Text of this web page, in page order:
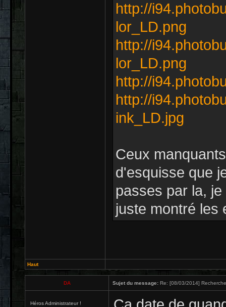
http://
lor_LD.png
http://
lor_LD.png
http://
http://
ink_LD.jpg
Ceux
d'esquisse que
passes par la,
juste montré les
Haut
DA Sujet du message: Re: [08/03/2014]
Héros Administrateur !